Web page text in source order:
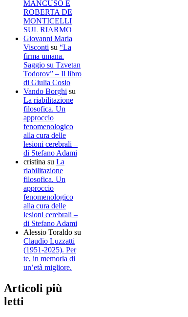
MANCUSO E
ROBERTA DE
MONTICELLI
SUL RIARMO
Giovanni Maria
Visconti su “La
firma umana.
Saggio su Tzvetan
Todorov” – Il libro
di Giulia Cosio
Vando Borghi su
La riabilitazione
filosofica. Un
approccio
fenomenologico
alla cura delle
lesioni cerebrali –
di Stefano Adami
cristina su La
riabilitazione
filosofica. Un
approccio
fenomenologico
alla cura delle
lesioni cerebrali –
di Stefano Adami
Alessio Toraldo su
Claudio Luzzatti
(1951-2025). Per
te, in memoria di
un’età migliore.
Articoli più
letti